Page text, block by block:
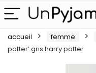
accueil femme
potter’ gris harry potter